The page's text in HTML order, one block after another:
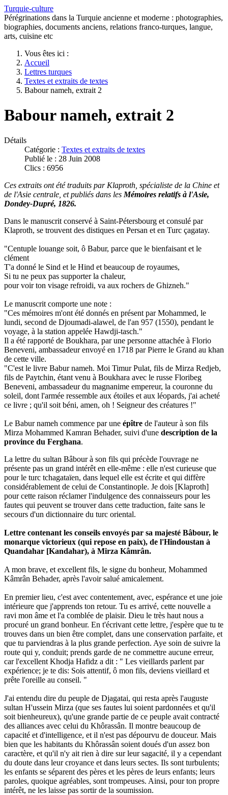
Turquie-culture
Pérégrinations dans la Turquie ancienne et moderne : photographies,
biographies, documents anciens, relations franco-turques, langue,
arts, cuisine etc
Vous êtes ici :
Accueil
Lettres turques
Textes et extraits de textes
Babour nameh, extrait 2
Babour nameh, extrait 2
Détails
Catégorie : Textes et extraits de textes
Publié le : 28 Juin 2008
Clics : 6956
Ces extraits ont été traduits par Klaproth, spécialiste de la Chine et
de l'Asie centrale, et publiés dans les Mémoires relatifs à l'Asie,
Dondey-Dupré, 1826.
Dans le manuscrit conservé à Saint-Pétersbourg et consulé par
Klaproth, se trouvent des distiques en Persan et en Turc çagatay.
"Centuple louange soit, ô Babur, parce que le bienfaisant et le
clément
T'a donné le Sind et le Hind et beaucoup de royaumes,
Si tu ne peux pas supporter la chaleur,
pour voir ton visage refroidi, va aux rochers de Ghizneh."
Le manuscrit comporte une note :
"Ces mémoires m'ont été donnés en présent par Mohammed, le
lundi, second de Djoumadi-alawel, de l'an 957 (1550), pendant le
voyage, à la station appelée Hawdji-tasch."
Il a été rapporté de Boukhara, par une personne attachée à Florio
Beneveni, ambassadeur envoyé en 1718 par Pierre le Grand au khan
de cette ville.
"C'est le livre Babur nameh. Moi Timur Pulat, fils de Mirza Redjeb,
fils de Paytchin, étant venu à Boukhara avec le russe Floribeg
Beneveni, ambassadeur du magnanime empereur, la couronne du
soleil, dont l'armée ressemble aux étoiles et aux léopards, j'ai acheté
ce livre ; qu'il soit béni, amen, oh ! Seigneur des créatures !"
Le Babur nameh commence par une épître de l'auteur à son fils
Mirza Mohammed Kamran Behader, suivi d'une description de la
province du Ferghana.
La lettre du sultan Bâbour à son fils qui précède l'ouvrage ne
présente pas un grand intérêt en elle-même : elle n'est curieuse que
pour le turc tchagataïen, dans lequel elle est écrite et qui diffère
considérablement de celui de Constantinople. Je dois [Klaproth]
pour cette raison réclamer l'indulgence des connaisseurs pour les
fautes qui peuvent se trouver dans cette traduction, faite sans le
secours d'un dictionnaire du turc oriental.
Lettre contenant les conseils envoyés par sa majesté Bâbour, le
monarque victorieux (qui repose en paix), de l'Hindoustan à
Quandahar [Kandahar), à Mirza Kâmrân.
A mon brave, et excellent fils, le signe du bonheur, Mohammed
Kâmrân Behader, après l'avoir salué amicalement.
En premier lieu, c'est avec contentement, avec, espérance et une joie
intérieure que j'apprends ton retour. Tu es arrivé, cette nouvelle a
ravi mon âme et l'a comblée de plaisir. Dieu le très­ haut nous a
procuré un grand bonheur. En t'écrivant cette lettre, j'espère que tu te
trouves dans un bien être complet, dans une conserva­tion parfaite, et
que tu parviendras à la plus grande perfection. Aye soin de suivre la
route qui y, conduit; prends garde de ne commettre aucune erreur,
car l'excellent Khodja Hafidz a dit : " Les vieillards parlent par
expérience; je te dis: Sois attentif, ô mon fils, deviens vieillard et
prête l'oreille au conseil. "
J'ai entendu dire du peuple de Djagatai, qui resta après l'auguste
sultan H'ussein Mirza (que ses fautes lui soient pardonnées et qu'il
soit bienheureux), qu'une grande partie de ce peuple avait contracté
des alliances avec celui du Khôrassân. Il montre beaucoup de
capacité et d'intelligence, et il n'est pas dépourvu de douceur. Mais
bien que les habitants du Khôrassân soient doués d'un assez bon
caractère, et qu'il n'y ait rien à dire sur leur sagacité, il y a cependant
du doute dans leur croyance et dans leurs sectes. Ils sont turbulents;
les enfants se séparent des pères et les pères de leurs enfants; leurs
paroles, quoique agréables, sont trompeuses. Ainsi, pour ton propre
intérêt, ne les laisse pas sortir de la soumission.